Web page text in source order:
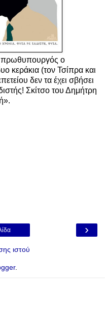
πρωθυπουργός ο
κεράκια (τον Τσίπρα και
δεν τα έχει σβήσει
Σκίτσο του Δημήτρη
›
ιστού
.